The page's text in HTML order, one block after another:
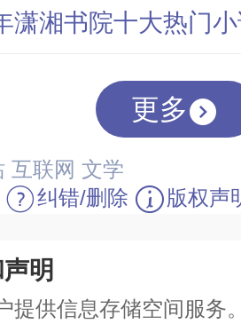
潇湘书院十大热门
更多
互联网 文学
纠错/删除 版权声
明
提供信息存储空间服务